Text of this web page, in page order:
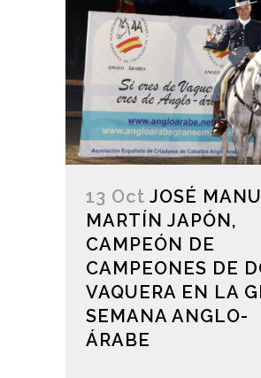
13 Oct JOSÉ
MARTÍN JAPÓN,
CAMPEÓN DE
CAMPEONES DE
VAQUERA EN LA
SEMANA ANGLO-
ÁRABE